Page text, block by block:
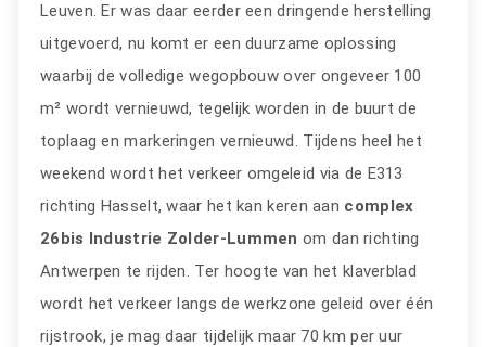
Leuven. Er was daar eerder een dringende herstelling
uitgevoerd, nu komt er een duurzame oplossing
waarbij de volledige wegopbouw over ongeveer 100
m² wordt vernieuwd, tegelijk worden in de buurt de
toplaag en markeringen vernieuwd. Tijdens heel het
weekend wordt het verkeer omgeleid via de E313
richting Hasselt, waar het kan keren aan complex
26bis Industrie Zolder-Lummen om dan richting
Antwerpen te rijden. Ter hoogte van het klaverblad
wordt het verkeer langs de werkzone geleid over één
rijstrook, je mag daar tijdelijk maar 70 km per uur